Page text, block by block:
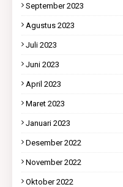
September 2023
Agustus 2023
Juli 2023
Juni 2023
April 2023
Maret 2023
Januari 2023
Desember 2022
November 2022
Oktober 2022